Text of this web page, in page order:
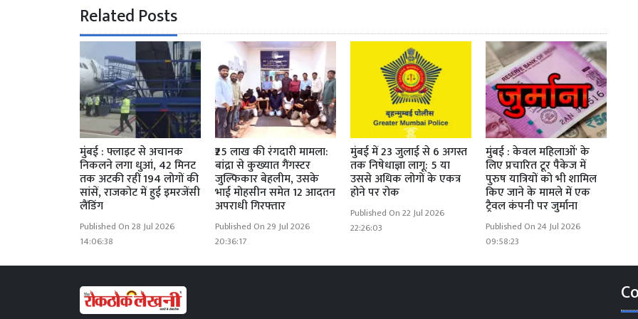
Related Posts
मुंबई : फ्लाइट से अचानक
निकलने लगा धुआं, 42 मिनट
तक अटकी रहीं 194 लोगों की
सांसें, राजकोट में हुई इमरजेंसी
लैंडिंग
Published On 28 Jul 2026
14:06:38
₹25 लाख की रंगदारी मामला:
बांद्रा से कुख्यात गैंगस्टर
जुल्फिकार बेहलीम, उसके
भाई मोहसीन समेत 12 आदतन
अपराधी गिरफ्तार
Published On 29 Jul 2026
20:36:17
मुंबई में 23 जुलाई से 6 अगस्त
तक निषेधाज्ञा लागू: 5 या
उससे अधिक लोगों के एकत्र
होने पर रोक
Published On 22 Jul 2026
22:26:03
मुंबई : केवल महिलाओं' के
लिए प्रचारित टूर पैकेज में
पुरुष यात्रियों को भी शामिल
किए जाने के मामले में एक
ट्रैवल कंपनी पर जुर्माना
Published On 24 Jul 2026
09:58:23